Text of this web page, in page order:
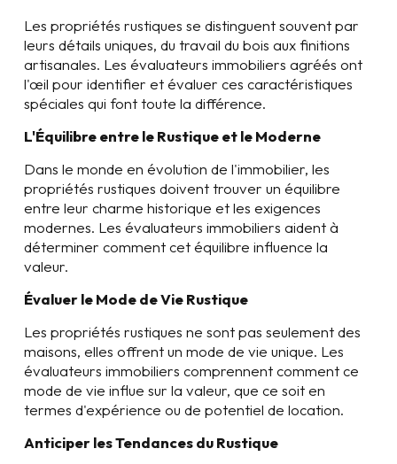
Les propriétés rustiques se distinguent souvent par
leurs détails uniques, du travail du bois aux finitions
artisanales. Les évaluateurs immobiliers agréés ont
l'œil pour identifier et évaluer ces caractéristiques
spéciales qui font toute la différence.
L'Équilibre entre le Rustique et le Moderne
Dans le monde en évolution de l'immobilier, les
propriétés rustiques doivent trouver un équilibre
entre leur charme historique et les exigences
modernes. Les évaluateurs immobiliers aident à
déterminer comment cet équilibre influence la
valeur.
Évaluer le Mode de Vie Rustique
Les propriétés rustiques ne sont pas seulement des
maisons, elles offrent un mode de vie unique. Les
évaluateurs immobiliers comprennent comment ce
mode de vie influe sur la valeur, que ce soit en
termes d'expérience ou de potentiel de location.
Anticiper les Tendances du Rustique